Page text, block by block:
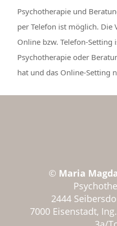
Psychotherapie und
per Telefon ist möglich. Die
Online bzw. Telefon-Setting
Psychotherapie oder
hat und das Online-Setting
© Maria
2444
7000 Eisenstadt,